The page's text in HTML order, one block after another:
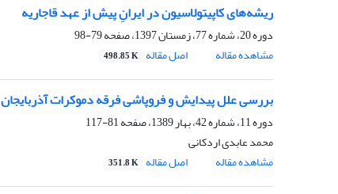
ریشه‌های کاپیتولاسیون در ایرانِ پیش از عهد قاجاریه
دوره 20، شماره 77، زمستان 1397، صفحه
79-98
مشاهده مقاله
اصل مقاله 498.85 K
بررسی علل پیدایش و فروپاشی فرقه دموکرات آذربایجان
دوره 11، شماره 42، بهار 1389، صفحه
81-117
محمد عابدی اردکانی
مشاهده مقاله
اصل مقاله 351.8 K